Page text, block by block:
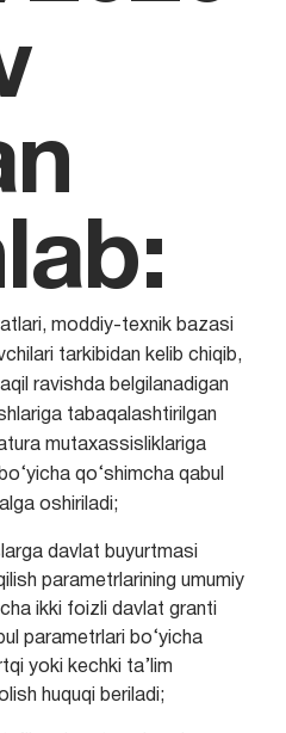
moddiy-texnik bazasi
tarkibidan kelib chiqib,
ravishda belgilanadigan
tabaqalashtirilgan
mutaxassisliklariga
qo‘shimcha qabul
oshiriladi;
davlat buyurtmasi
parametrlarining umumiy
ikki foizli davlat granti
parametrlari bo‘yicha
yoki kechki ta’lim
huquqi beriladi;